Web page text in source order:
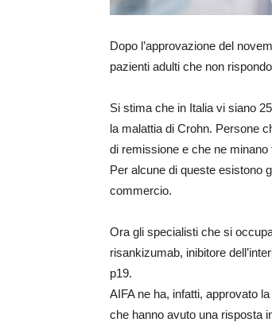
Dopo l’approvazione del
pazienti adulti che non
Si stima che in Italia vi siano
la malattia di Crohn. Persone
di remissione e che ne
Per alcune di queste esistono
commercio.
Ora gli specialisti che si
risankizumab, inibitore
p19.
AIFA ne ha, infatti, approvato
che hanno avuto una risposta